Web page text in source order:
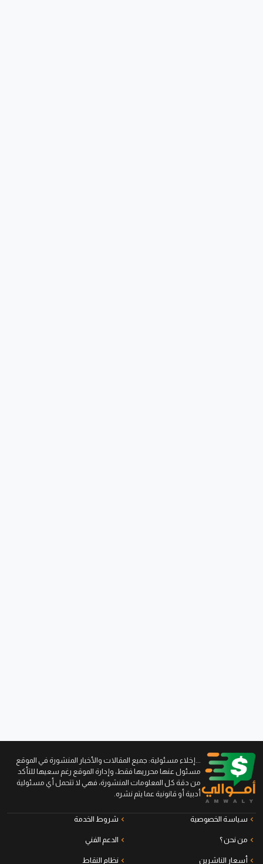
...إخلاء مسئولية: جميع المقالات والأخبار المنشورة في الموقع
مسئول عنها محرريها فقط، وإدارة الموقع رغم سعيها للتأكد
من دقة كل المعلومات المنشورة، فهي لا تتحمل أي مسئولية
أدبية أو قانونية عما يتم نشره.
سياسة الخصوصية شروط الخدمة
من نحن ؟ الدعم الفني
أسعار الناشرين نظام النقاط